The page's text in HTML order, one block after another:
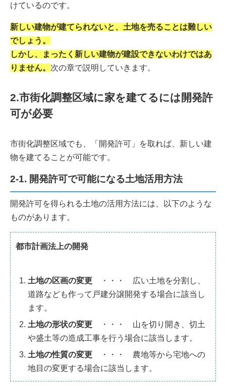
けているのです。
新しい建物が建てられないと、土地を売ることは難しい
でしょう。
しかし、まったく新しい建物が建設できないわけではあ
りません。 次の章で説明していきます。
2.市街化調整区域に家を建てるには開発許
可が必要
市街化調整区域でも、「開発許可」を取れば、新しい建
物を建てることが可能です。
2-1. 開発許可で可能になる土地活用方法
開発許可を得られる土地の活用方法には、以下のような
ものがあります。
都市計画法上の開発
土地の区画の変更 ・・・ 広い土地を分割し、
道路なども作って戸建分譲開発する場合に該当し
ます。
土地の形状の変更 ・・・ 山を切り開き、切土
や盛土等の造成工事を行う場合に該当します。
土地の性質の変更 ・・・ 農地等から宅地への
地目の変更する場合に該当します。